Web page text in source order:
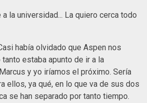
la universidad... La quiero cerca todo
había olvidado que Aspen nos
tanto estaba apunto de ir a la
y yo iríamos el próximo. Sería
ellos, ya qué, en lo que va de sus dos
se han separado por tanto tiempo.